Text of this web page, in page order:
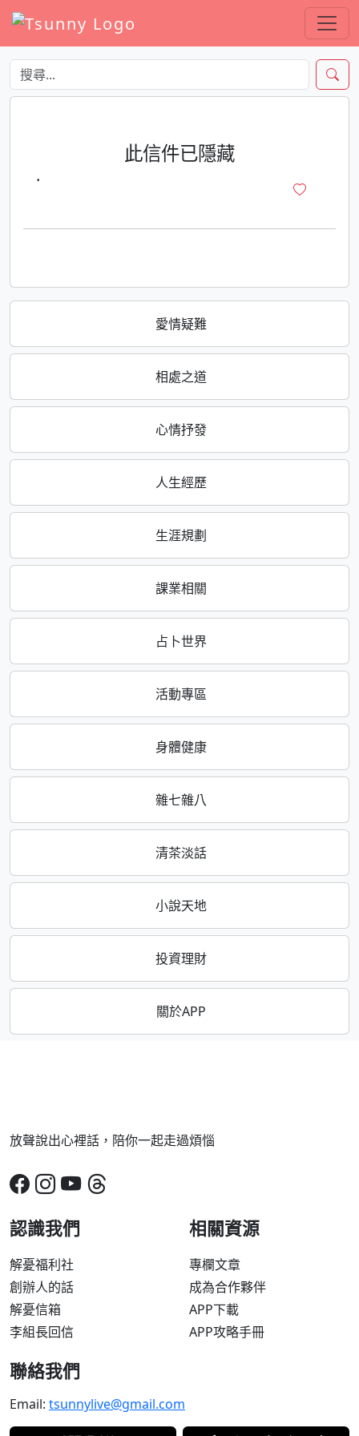
愛情疑難
相處之道
心情抒發
人生經歷
生涯規劃
課業相關
占卜世界
活動專區
身體健康
雜七雜八
清茶淡話
小說天地
投資理財
關於APP
此信件已隱藏
·
放聲說出心裡話，陪你一起走過煩惱
認識我們
解憂福利社
創辦人的話
解憂信箱
李組長回信
相關資源
專欄文章
成為合作夥伴
APP下載
APP攻略手冊
聯絡我們
Email: tsunnylive@gmail.com